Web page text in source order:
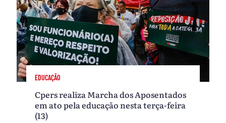
EDUCAÇÃO
Cpers realiza Marcha dos Aposentados
em ato pela educação nesta terça-feira
(13)